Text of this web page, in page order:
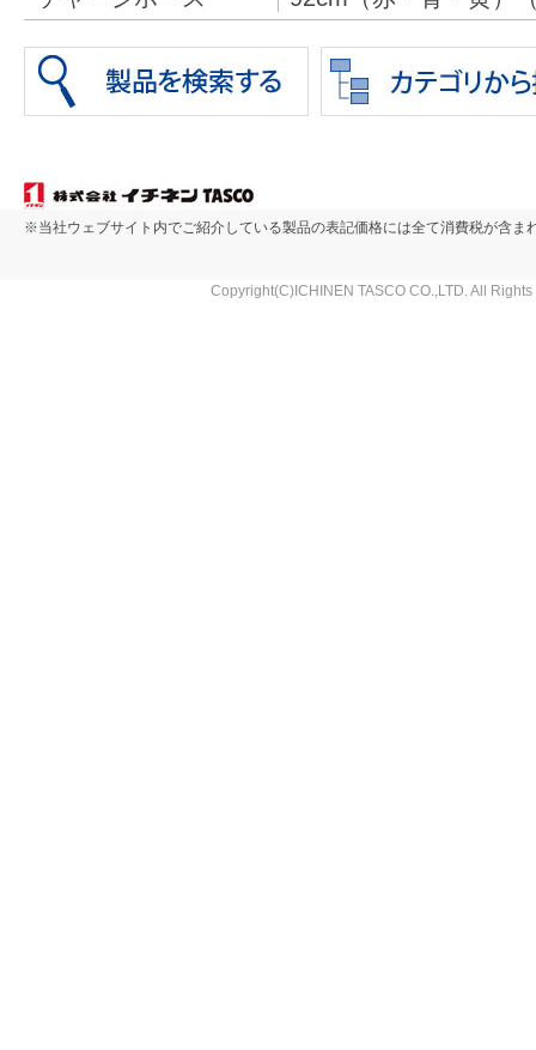
※当社ウェブサイト内でご紹介している製品の表記価格には全て消費税が含ま
Copyright(C)ICHINEN TASCO CO.,LTD. All